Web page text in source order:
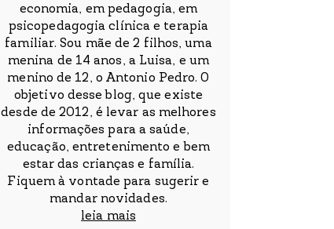
economia, em pedagogia, em
psicopedagogia clínica e terapia
familiar. Sou mãe de 2 filhos, uma
menina de 14 anos, a Luisa, e um
menino de 12, o Antonio Pedro. O
objetivo desse blog, que existe
desde de 2012, é levar as melhores
informações para a saúde,
educação, entretenimento e bem
estar das crianças e família.
Fiquem à vontade para sugerir e
mandar novidades.
leia mais